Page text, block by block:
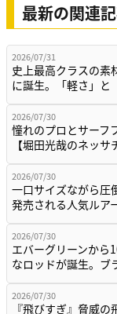
最新の関連
2026/07/31
史上最高クラスの素
に誕生。「軽さ」
2026/07/30
憧れのプロとサーフ
【堀田光哉のネッ
2026/07/30
一口サイズながら圧
発売される人気ル
2026/07/30
エバーグリーンから
なロッドが誕生。
2026/07/30
『飛びすぎ』脅威